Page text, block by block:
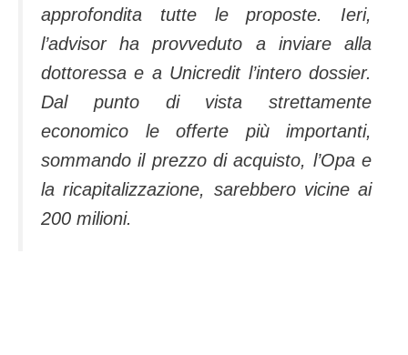
approfondita tutte le proposte. Ieri,
l’advisor ha provveduto a inviare alla
dottoressa e a Unicredit l’intero dossier.
Dal punto di vista strettamente
economico le offerte più importanti,
sommando il prezzo di acquisto, l’Opa e
la ricapitalizzazione, sarebbero vicine ai
200 milioni.